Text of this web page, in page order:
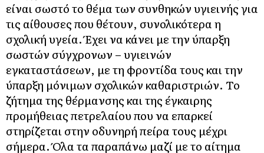
είναι σωστό το θέμα των συνθηκών υγιεινής για
τις αίθουσες που θέτουν, συνολικότερα η
σχολική υγεία. Έχει να κάνει με την ύπαρξη
σωστών σύγχρονων – υγιεινών
εγκαταστάσεων, με τη φροντίδα τους και την
ύπαρξη μόνιμων σχολικών καθαριστριών. Το
ζήτημα της θέρμανσης και της έγκαιρης
προμήθειας πετρελαίου που να επαρκεί
στηρίζεται στην οδυνηρή πείρα τους μέχρι
σήμερα. Όλα τα παραπάνω μαζί με το αίτημα